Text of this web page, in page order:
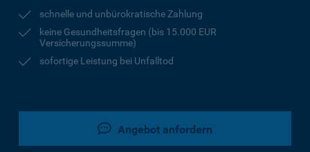
schnelle und unbürokratische Zahlung
keine Gesundheitsfragen (bis 15.000 EUR
Versicherungssumme)
sofortige Leistung bei Unfalltod
Angebot anfordern